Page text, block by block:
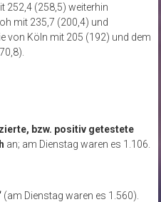
252,4 (258,5) weiterhin
mit 235,7 (200,4) und
von Köln mit 205 (192) und dem
bzw. positiv getestete
an; am Dienstag waren es 1.106.
(am Dienstag waren es 1.560).